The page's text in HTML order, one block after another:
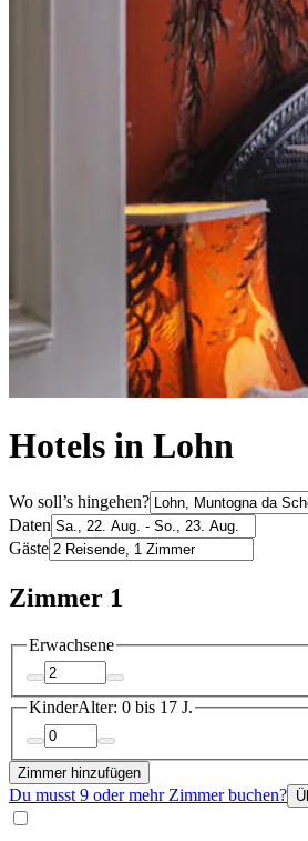
Hotels in Lohn
Wo soll’s hingehen?
Daten
Gäste
Zimmer 1
Erwachsene
KinderAlter: 0 bis 17 J.
Zimmer hinzufügen
Du musst 9 oder mehr Zimmer buchen?